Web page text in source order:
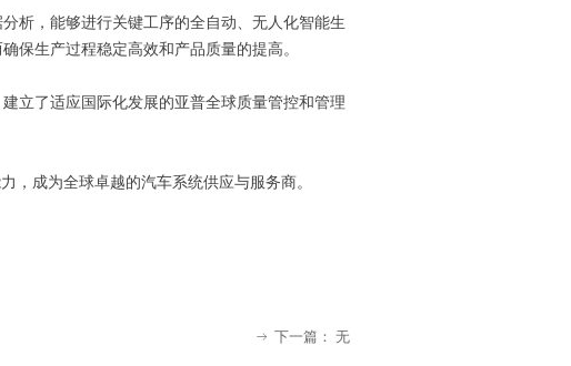
析，能够进行关键工序的全自动、无人化智能生
保生产过程稳定高效和产品质量的提高。
立了适应国际化发展的亚普全球质量管控和管理
，成为全球卓越的汽车系统供应与服务商。
ꁹ 下一篇： 无